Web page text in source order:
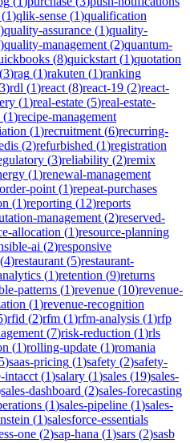
1)qlik-sense (1)qualification
)quality-assurance (1)quality-
)quality-management (2)quantum-
(8)quickstart (1)quotation
(3)rag (1)rakuten (1)ranking
3)rdl (1)react (8)react-19 (2)react-
(1)real-estate (5)real-estate-
(1)recipe-management
(1)recruitment (6)recurring-
(2)refurbished (1)registration
(3)reliability (2)remix
(1)renewal-management
point (1)repeat-purchases
(1)reporting (12)reports
management (2)reserved-
allocation (1)resource-planning
ai (2)responsive
(4)restaurant (5)restaurant-
(1)retention (9)returns
patterns (1)revenue (10)revenue-
(1)revenue-recognition
)rfid (2)rfm (1)rfm-analysis (1)rfp
(7)risk-reduction (1)rls
(1)rolling-update (1)romania
)saas-pricing (1)safety (2)safety-
intacct (1)salary (1)sales (19)sales-
sales-dashboard (2)sales-forecasting
(1)sales-pipeline (1)sales-
(1)salesforce-essentials
one (2)sap-hana (1)sars (2)sasb